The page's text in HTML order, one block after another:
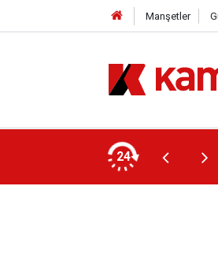
Manşetler
24
Üyesi Alacak: İşte Bölüm Bölüm